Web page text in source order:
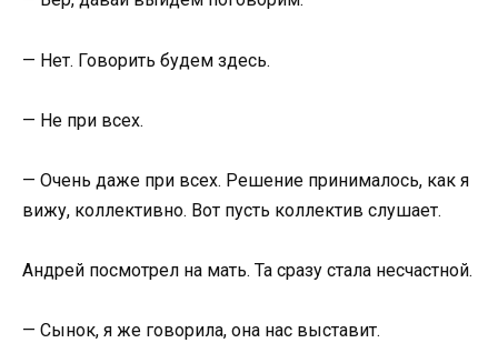
— Нет. Говорить будем здесь.
— Не при всех.
— Очень даже при всех. Решение принималось, как я
вижу, коллективно. Вот пусть коллектив слушает.
Андрей посмотрел на мать. Та сразу стала несчастной.
— Сынок, я же говорила, она нас выставит.